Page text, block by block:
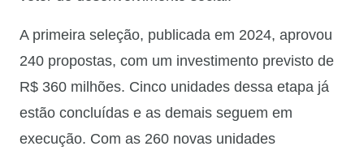
A primeira seleção, publicada em 2024, aprovou
240 propostas, com um investimento previsto de
R$ 360 milhões. Cinco unidades dessa etapa já
estão concluídas e as demais seguem em
execução. Com as 260 novas unidades